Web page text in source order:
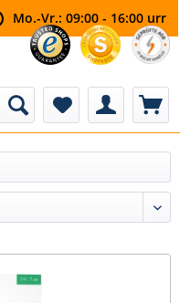
Mo.-Vr.: 09:00 - 16:00 urr